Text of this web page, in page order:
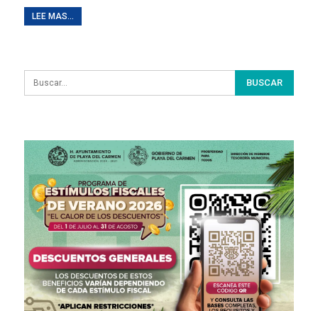
LEE MAS...